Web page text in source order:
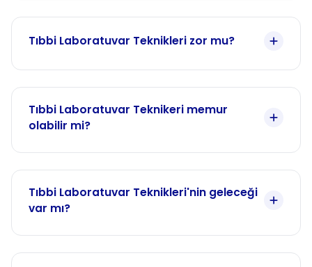
Tıbbi Laboratuvar Teknikleri zor mu?
Tıbbi Laboratuvar Teknikeri memur
olabilir mi?
Tıbbi Laboratuvar Teknikleri'nin geleceği
var mı?